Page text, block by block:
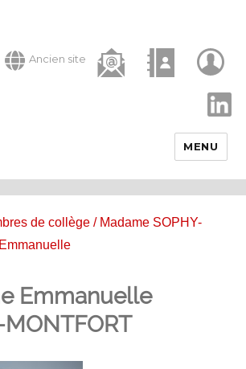
Ancien site
MENU
de collège/ Madame SOPHY-
Emmanuelle
MONTFORT